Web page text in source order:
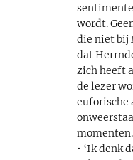
wordt.
die niet bij
dat
zich heeft
de lezer
euforische
• ‘Ik denk